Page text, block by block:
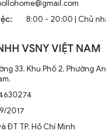
8:00 - 20:00 | Chủ
VSNY VIỆT NAM
33, Khu Phố 2, Phường
2017
ĐT TP. Hồ Chí Minh